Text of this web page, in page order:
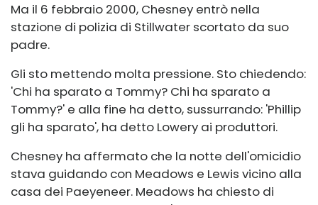
Ma il 6 febbraio 2000, Chesney entrò nella
stazione di polizia di Stillwater scortato da suo
padre.
Gli sto mettendo molta pressione. Sto chiedendo:
'Chi ha sparato a Tommy? Chi ha sparato a
Tommy?' e alla fine ha detto, sussurrando: 'Phillip
gli ha sparato', ha detto Lowery ai produttori.
Chesney ha affermato che la notte dell'omicidio
stava guidando con Meadows e Lewis vicino alla
casa dei Paeyeneer. Meadows ha chiesto di